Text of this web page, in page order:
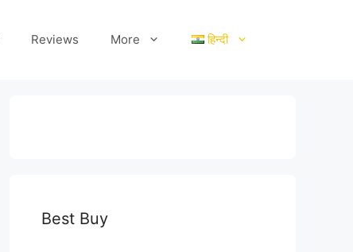
Reviews More हिन्दी
Best Buy